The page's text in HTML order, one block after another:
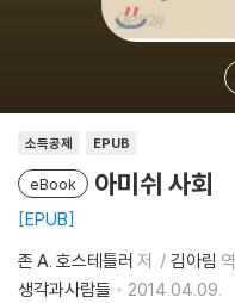
소득공제 EPUB
eBook 아미쉬 사회
EPUB
존 A. 호스테틀러 저 김아림 역
생각과사람들
2014.04.09.